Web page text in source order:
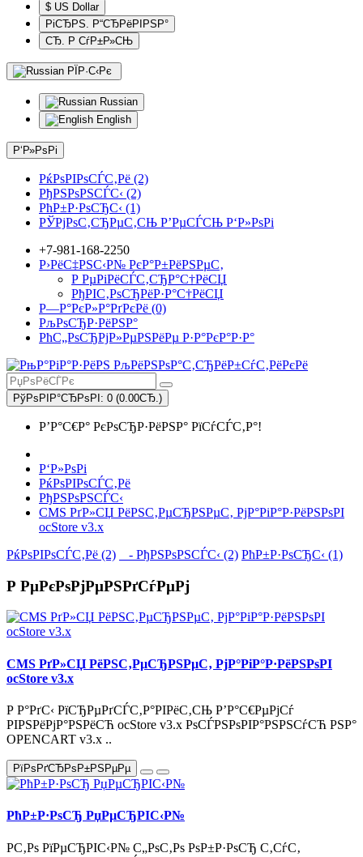
$ US Dollar
РіСЂРЅ. Р“СЂРёРІРЅР°
СЂ. Р СѓР±Р»СЊ
РЇР·С‹Рє
Russian
English
Р‘Р»РѕРі
РќРѕРІРѕСЃС‚Рё (2)
РђРЅРѕРЅСЃС‹ (2)
РћР±Р·РѕСЂС‹ (1)
РЎРјРѕС‚СЂРµС‚СЊ Р’РµСЃСЊ Р‘Р»РѕРі
+7-981-168-2250
Р›РёС‡РЅС‹Р№ РєР°Р±РёРЅРµС‚
Р РµРіРёСЃС‚СЂР°С†РёСЏ
РђРІС‚РѕСЂРёР·Р°С†РёСЏ
Р—Р°РєР»Р°РґРєРё (0)
РљРѕСЂР·РёРЅР°
РћС„РѕСЂРјР»РµРЅРёРµ Р·Р°РєР°Р·Р°
РўРѕРІР°СЂРѕРІ: 0 (0.00СЂ.)
Р’Р°С€Р° РєРѕСЂР·РёРЅР° РїСѓСЃС‚Р°!
Р‘Р»РѕРі
РќРѕРІРѕСЃС‚Рё
РђРЅРѕРЅСЃС‹
CMS РґР»СЏ РёРЅС‚РµСЂРЅРµС‚ РјР°РіР°Р·РёРЅРѕРІ
ocStore v3.x
РќРѕРІРѕСЃС‚Рё (2)
- РђРЅРѕРЅСЃС‹ (2) РћР±Р·РѕСЂС‹ (1)
Р РµРєРѕРјРµРЅРґСѓРµРј
CMS РґР»СЏ РёРЅС‚РµСЂРЅРµС‚ РјР°РіР°Р·РёРЅРѕРІ
ocStore v3.x
Р Р°РґС‹ РїСЂРµРґСЃС‚Р°РІРёС‚СЊ Р’Р°С€РµРјСѓ
РІРЅРёРјР°РЅРёСЋ ocStore v3.x РѕСЃРЅРѕРІР°РЅРЅСѓСЋ РЅР°
OPENCART v3.x ..
РїРѕРґСЂРѕР±РЅРµРµ
РћР±Р·РѕСЂ РџРµСЂРІС‹Р№
Р­С‚Рѕ РїРµСЂРІС‹Р№ С„РѕС‚Рѕ РѕР±Р·РѕСЂ С‚СѓС‚